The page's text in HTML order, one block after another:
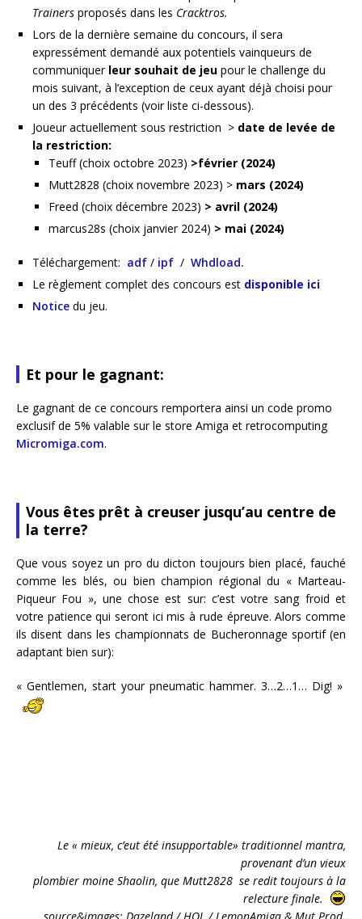
Trainers proposés dans les Cracktros.
Lors de la dernière semaine du concours, il sera
expressément demandé aux potentiels vainqueurs de
communiquer leur souhait de jeu pour le challenge du
mois suivant, à l’exception de ceux ayant déjà choisi pour
un des 3 précédents (voir liste ci-dessous).
Joueur actuellement sous restriction > date de levée de
la restriction:
Teuff (choix octobre 2023) >février (2024)
Mutt2828 (choix novembre 2023) > mars (2024)
Freed (choix décembre 2023) > avril (2024)
marcus28s (choix janvier 2024) > mai (2024)
Téléchargement: adf / ipf / Whdload.
Le règlement complet des concours est disponible ici
Notice du jeu.
Et pour le gagnant:
Le gagnant de ce concours remportera ainsi un code promo
exclusif de 5% valable sur le store Amiga et retrocomputing
Micromiga.com.
Vous êtes prêt à creuser jusqu’au centre de
la terre?
Que vous soyez un pro du dicton toujours bien placé, fauché
comme les blés, ou bien champion régional du « Marteau-
Piqueur Fou », une chose est sur: c’est votre sang froid et
votre patience qui seront ici mis à rude épreuve. Alors comme
ils disent dans les championnats de Bucheronnage sportif (en
adaptant bien sur):
« Gentlemen, start your pneumatic hammer. 3…2…1… Dig! »
Le « mieux, c’eut été insupportable» traditionnel mantra,
provenant d’un vieux
plombier moine Shaolin, que Mutt2828 se redit toujours à la
relecture finale.